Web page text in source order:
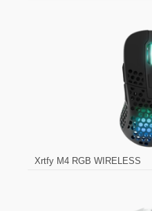
Xrtfy M4 RGB WIRELESS